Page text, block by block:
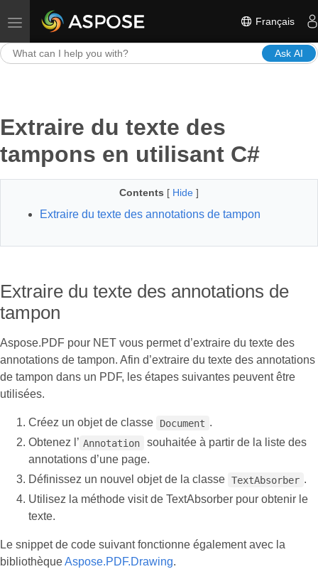
Toggle navigation Français
Ask AI
Extraire du texte des
tampons en utilisant C#
Contents [ Hide ]
Extraire du texte des annotations de tampon
Extraire du texte des annotations de
tampon
Aspose.PDF pour NET vous permet d’extraire du texte des
annotations de tampon. Afin d’extraire du texte des annotations
de tampon dans un PDF, les étapes suivantes peuvent être
utilisées.
Créez un objet de classe Document .
Obtenez l’ Annotation
souhaitée à partir de la liste des
annotations d’une page.
Définissez un nouvel objet de la classe TextAbsorber .
Utilisez la méthode visit de TextAbsorber pour obtenir le
texte.
Le snippet de code suivant fonctionne également avec la
bibliothèqueAspose.PDF.Drawing.